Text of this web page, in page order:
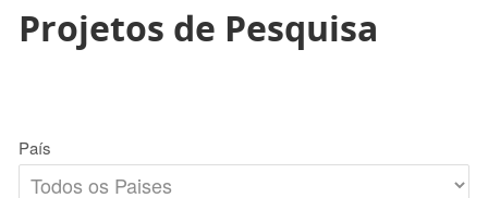
Projetos de Pesquisa
País